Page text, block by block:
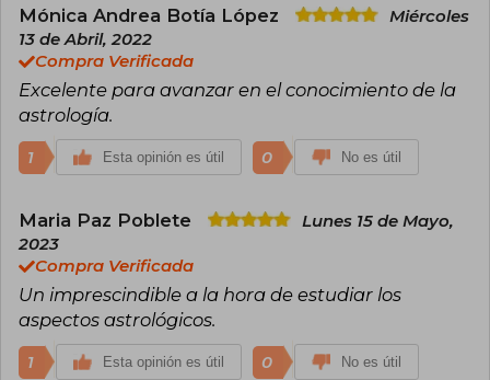
Mónica Andrea Botía López
Miércoles
13 de Abril, 2022
Compra Verificada
Excelente para avanzar en el conocimiento de la
astrología.
1 Esta opinión es útil 0 No es útil
Maria Paz Poblete
Lunes 15 de Mayo,
2023
Compra Verificada
Un imprescindible a la hora de estudiar los
aspectos astrológicos.
1 Esta opinión es útil 0 No es útil